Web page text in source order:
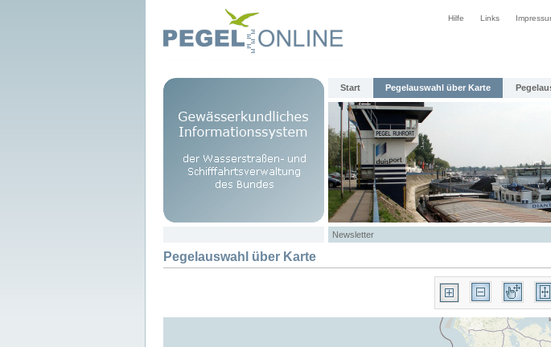
Hilfe Links
Start Pegelauswahl über Karte
Newsletter
Pegelauswahl über Karte